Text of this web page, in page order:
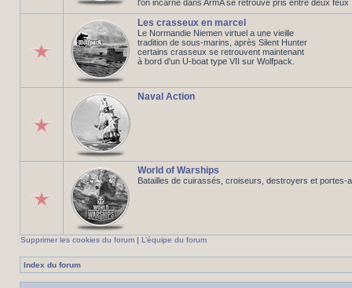
l'on incarne dans ArmA se retrouve pris entre deux feux
Les crasseux en marcel
Le Normandie Niemen virtuel a une vieille
tradition de sous-marins, après Silent Hunter
certains crasseux se retrouvent maintenant
à bord d'un U-boat type VII sur Wolfpack.
Naval Action
World of Warships
Batailles de cuirassés, croiseurs, destroyers et portes-
Supprimer les cookies du forum | L’équipe du forum
Index du forum